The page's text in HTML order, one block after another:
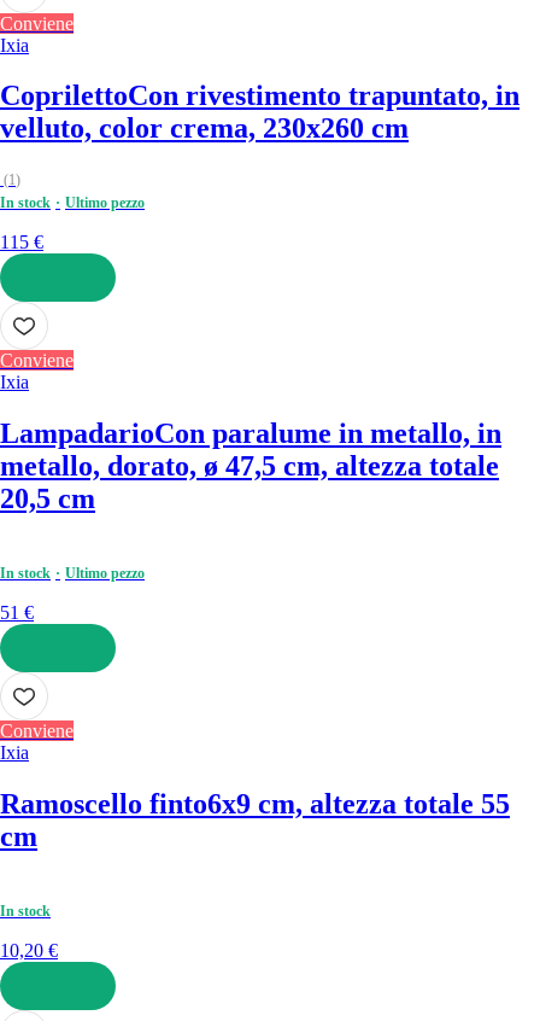
Conviene
Ixia
CoprilettoCon rivestimento trapuntato, in
velluto, color crema, 230x260 cm
(1)
In stock
Ultimo pezzo
115 €
AGGIUNGI
Conviene
Ixia
LampadarioCon paralume in metallo, in
metallo, dorato, ø 47,5 cm, altezza totale
20,5 cm
In stock Ultimo pezzo
51 €
AGGIUNGI
Conviene
Ixia
Ramoscello finto6x9 cm, altezza totale 55
cm
In stock
10,20 €